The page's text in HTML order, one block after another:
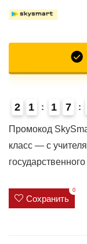
2 1 1 7
Промокод
класс — с
Сохранить
0